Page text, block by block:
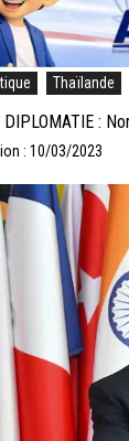
Thaïlande
:
: 10/03/2023